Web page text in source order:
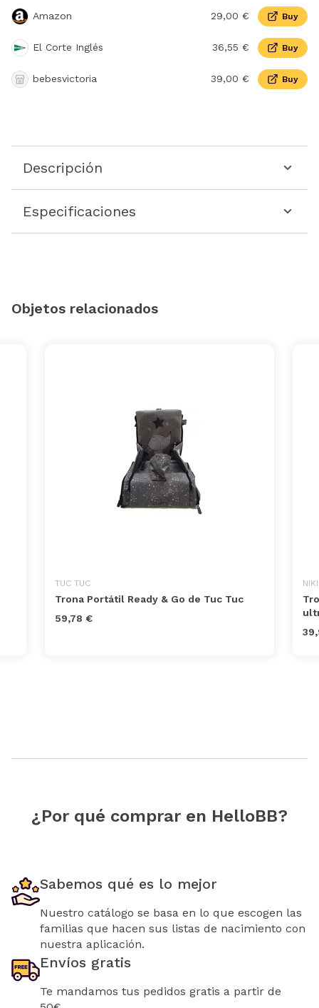
Amazon 29,00 € Buy
El Corte Inglés 36,55 € Buy
bebesvictoria 39,00 € Buy
Descripción
Especificaciones
Objetos relacionados
TUC TUC
Trona Portátil Ready & Go de Tuc Tuc
59,78 €
¿Por qué comprar en HelloBB?
Sabemos qué es lo mejor
Nuestro catálogo se basa en lo que escogen las
familias que hacen sus listas de nacimiento con
nuestra aplicación.
Envíos gratis
Te mandamos tus pedidos gratis a partir de